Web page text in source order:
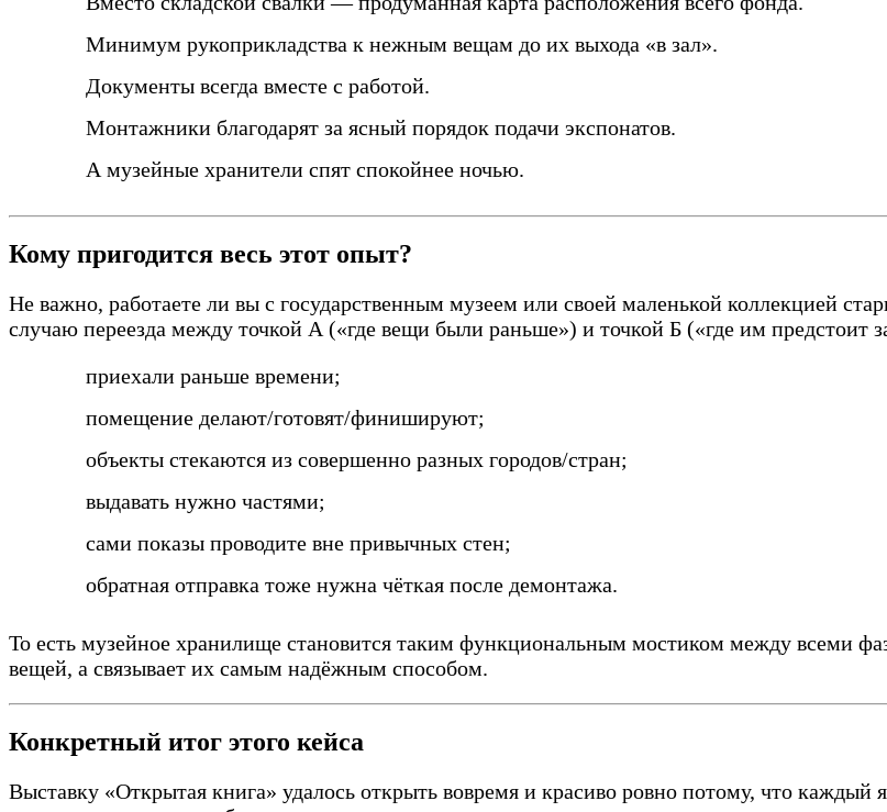
Минимум рукоприкладства к нежным вещам до их выхода «в зал».
Документы всегда вместе с работой.
Монтажники благодарят за ясный порядок подачи экспонатов.
А музейные хранители спят спокойнее ночью.
Кому пригодится весь этот опыт?
Не важно, работаете ли вы с государственным музеем или своей маленькой коллекцией
случаю переезда между точкой А («где вещи были раньше») и точкой Б («где им предстоит
приехали раньше времени;
помещение делают/готовят/финишируют;
объекты стекаются из совершенно разных городов/стран;
выдавать нужно частями;
сами показы проводите вне привычных стен;
обратная отправка тоже нужна чёткая после демонтажа.
То есть музейное хранилище становится таким функциональным мостиком между всеми
вещей, а связывает их самым надёжным способом.
Конкретный итог этого кейса
Выставку «Открытая книга» удалось открыть вовремя и красиво ровно потому, что каждый